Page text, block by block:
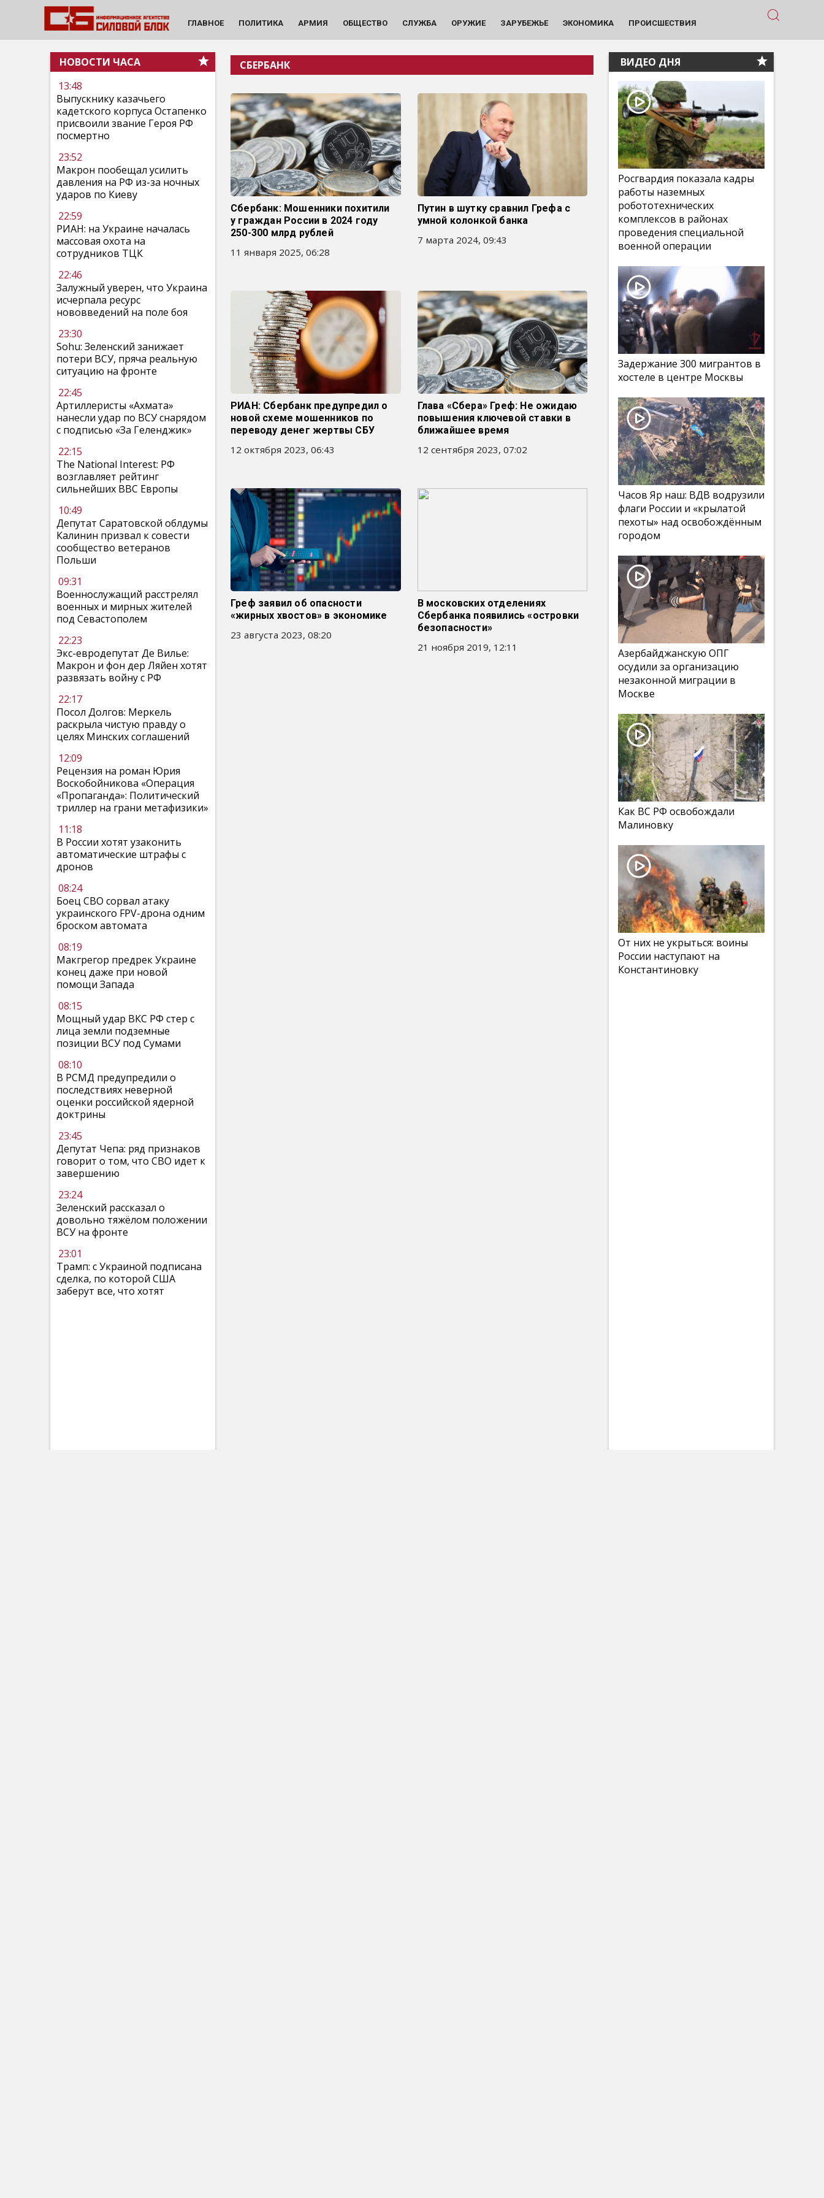
ГЛАВНОЕ ПОЛИТИКА АРМИЯ ОБЩЕСТВО СЛУЖБА ОРУЖИЕ ЗАРУБЕЖЬЕ ЭКОНОМИКА ПРОИСШЕСТВИЯ
НОВОСТИ ЧАСА
13:48
Выпускнику казачьего
кадетского корпуса Остапенко
присвоили звание Героя РФ
посмертно
23:52
Макрон пообещал усилить
давления на РФ из-за ночных
ударов по Киеву
22:59
РИАН: на Украине началась
массовая охота на
сотрудников ТЦК
22:46
Залужный уверен, что Украина
исчерпала ресурс
нововведений на поле боя
23:30
Sohu: Зеленский занижает
потери ВСУ, пряча реальную
ситуацию на фронте
22:45
Артиллеристы «Ахмата»
нанесли удар по ВСУ снарядом
с подписью «За Геленджик»
22:15
The National Interest: РФ
возглавляет рейтинг
сильнейших ВВС Европы
10:49
Депутат Саратовской облдумы
Калинин призвал к совести
сообщество ветеранов
Польши
09:31
Военнослужащий расстрелял
военных и мирных жителей
под Севастополем
22:23
Экс-евродепутат Де Вилье:
Макрон и фон дер Ляйен хотят
развязать войну с РФ
22:17
Посол Долгов: Меркель
раскрыла чистую правду о
целях Минских соглашений
12:09
Рецензия на роман Юрия
Воскобойникова «Операция
«Пропаганда»: Политический
триллер на грани метафизики»
11:18
В России хотят узаконить
автоматические штрафы с
дронов
08:24
Боец СВО сорвал атаку
украинского FPV-дрона одним
броском автомата
08:19
Макгрегор предрек Украине
конец даже при новой
помощи Запада
08:15
Мощный удар ВКС РФ стер с
лица земли подземные
позиции ВСУ под Сумами
08:10
В РСМД предупредили о
последствиях неверной
оценки российской ядерной
доктрины
23:45
Депутат Чепа: ряд признаков
говорит о том, что СВО идет к
завершению
23:24
Зеленский рассказал о
довольно тяжёлом положении
ВСУ на фронте
23:01
Трамп: с Украиной подписана
сделка, по которой США
заберут все, что хотят
СБЕРБАНК
Сбербанк: Мошенники похитили
у граждан России в 2024 году
250-300 млрд рублей
11 января 2025, 06:28
Путин в шутку сравнил Грефа с
умной колонкой банка
7 марта 2024, 09:43
РИАН: Сбербанк предупредил о
новой схеме мошенников по
переводу денег жертвы СБУ
12 октября 2023, 06:43
Глава «Сбера» Греф: Не ожидаю
повышения ключевой ставки в
ближайшее время
12 сентября 2023, 07:02
Греф заявил об опасности
«жирных хвостов» в экономике
23 августа 2023, 08:20
В московских отделениях
Сбербанка появились «островки
безопасности»
21 ноября 2019, 12:11
ВИДЕО ДНЯ
Росгвардия показала кадры
работы наземных
робототехнических
комплексов в районах
проведения специальной
военной операции
Задержание 300 мигрантов в
хостеле в центре Москвы
Часов Яр наш: ВДВ водрузили
флаги России и «крылатой
пехоты» над освобождённым
городом
Азербайджанскую ОПГ
осудили за организацию
незаконной миграции в
Москве
Как ВС РФ освобождали
Малиновку
От них не укрыться: воины
России наступают на
Константиновку